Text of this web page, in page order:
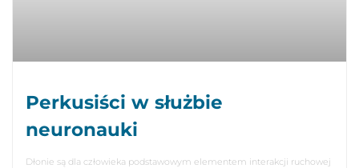
Perkusiści w służbie
neuronauki
Dłonie są dla człowieka podstawowym elementem interakcji ruchowej